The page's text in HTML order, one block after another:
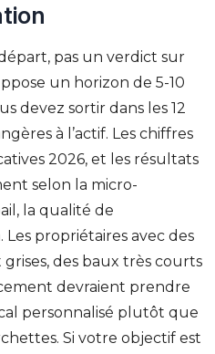
pas un verdict sur
un horizon de 5-10
devez sortir dans les 12
à l’actif. Les chiffres
2026, et les résultats
selon la micro-
la qualité de
propriétaires avec des
des baux très courts
devraient prendre
personnalisé plutôt que
Si votre objectif est